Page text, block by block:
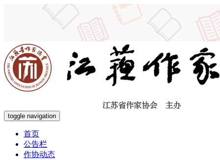
toggle navigation
首页
公告栏
作协动态